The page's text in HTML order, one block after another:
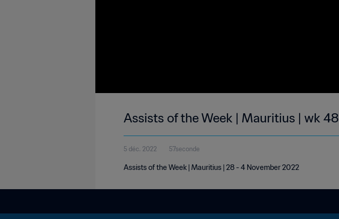
Assists of the Week | Mauritius | wk 48
5 déc. 2022 57seconde
Assists of the Week | Mauritius | 28 - 4 November 2022